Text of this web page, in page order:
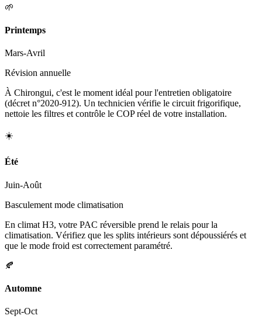
🌱
Printemps
Mars-Avril
Révision annuelle
À Chirongui, c'est le moment idéal pour l'entretien obligatoire
(décret n°2020-912). Un technicien vérifie le circuit frigorifique,
nettoie les filtres et contrôle le COP réel de votre installation.
☀️
Été
Juin-Août
Basculement mode climatisation
En climat H3, votre PAC réversible prend le relais pour la
climatisation. Vérifiez que les splits intérieurs sont dépoussiérés et
que le mode froid est correctement paramétré.
🍂
Automne
Sept-Oct